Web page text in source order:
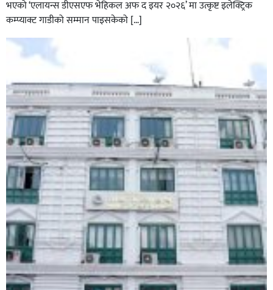
भएको ‘एलायन्स डीएसएफ भेहिकल अफ द इयर २०२६’ मा उत्कृष्ट इलेक्ट्रिक
कम्प्याक्ट गाडीको सम्मान पाइसकेको […]